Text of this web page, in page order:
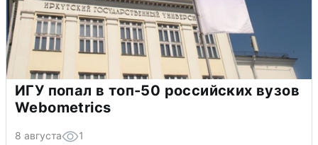
ИГУ попал в топ-50 российских вузов
Webometrics
8 августа 1